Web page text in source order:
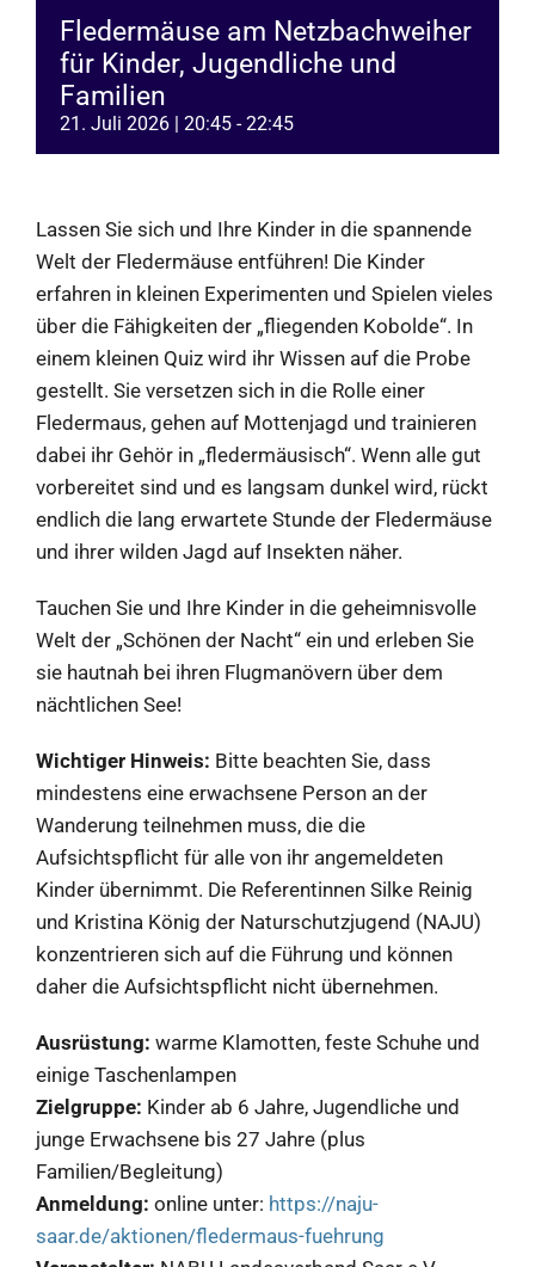
Fledermäuse am Netzbachweiher
für Kinder, Jugendliche und
Familien
21. Juli 2026 | 20:45 -22:45
Lassen Sie sich und Ihre Kinder in die spannende
Welt der Fledermäuse entführen! Die Kinder
erfahren in kleinen Experimenten und Spielen vieles
über die Fähigkeiten der „fliegenden Kobolde“. In
einem kleinen Quiz wird ihr Wissen auf die Probe
gestellt. Sie versetzen sich in die Rolle einer
Fledermaus, gehen auf Mottenjagd und trainieren
dabei ihr Gehör in „fledermäusisch“. Wenn alle gut
vorbereitet sind und es langsam dunkel wird, rückt
endlich die lang erwartete Stunde der Fledermäuse
und ihrer wilden Jagd auf Insekten näher.
Tauchen Sie und Ihre Kinder in die geheimnisvolle
Welt der „Schönen der Nacht“ ein und erleben Sie
sie hautnah bei ihren Flugmanövern über dem
nächtlichen See!
Wichtiger Hinweis: Bitte beachten Sie, dass
mindestens eine erwachsene Person an der
Wanderung teilnehmen muss, die die
Aufsichtspflicht für alle von ihr angemeldeten
Kinder übernimmt. Die Referentinnen Silke Reinig
und Kristina König der Naturschutzjugend (NAJU)
konzentrieren sich auf die Führung und können
daher die Aufsichtspflicht nicht übernehmen.
Ausrüstung: warme Klamotten, feste Schuhe und
einige Taschenlampen
Zielgruppe: Kinder ab 6 Jahre, Jugendliche und
junge Erwachsene bis 27 Jahre (plus
Familien/Begleitung)
Anmeldung: online unter: https://naju-
saar.de/aktionen/fledermaus-fuehrung